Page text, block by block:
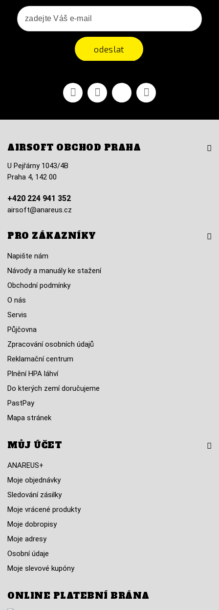
odeslat
FacebookYouTubeVimeo Instagram
AIRSOFT OBCHOD PRAHA
U Pejřárny 1043/4B
Praha 4, 142 00
+420 224 941 352
airsoft@anareus.cz
PRO ZÁKAZNÍKY
Napište nám
Návody a manuály ke stažení
Obchodní podmínky
O nás
Servis
Půjčovna
Zpracování osobních údajů
Reklamační centrum
Plnění HPA láhví
Do kterých zemí doručujeme
PastPay
Mapa stránek
MŮJ ÚČET
ANAREUS+
Moje objednávky
Sledování zásilky
Moje vrácené produkty
Moje dobropisy
Moje adresy
Osobní údaje
Moje slevové kupóny
ONLINE PLATEBNÍ BRÁNA